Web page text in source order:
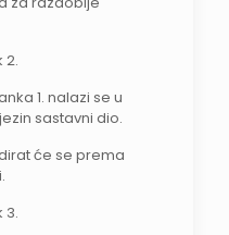
2.
1. nalazi se u
sastavni dio.
će se prema
3.